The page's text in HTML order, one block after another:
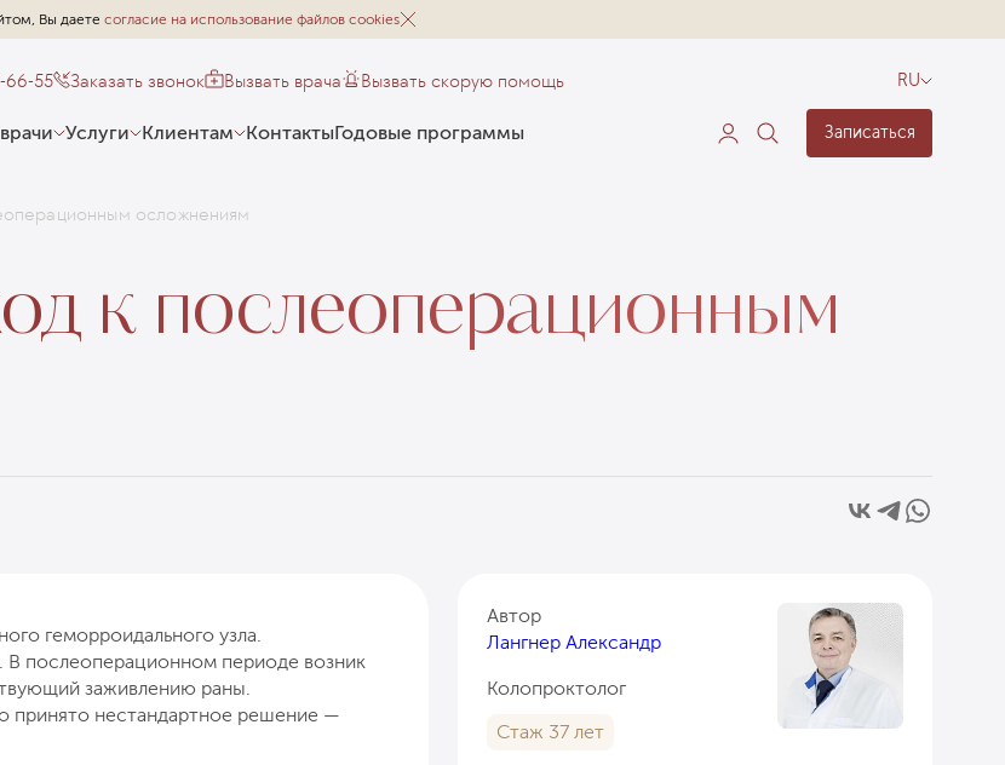
Вы даете согласие на использование файлов cookies
66-55 Заказать звонок Вызвать врача Вызвать скорую помощь RU
Услуги Клиентам КонтактыГодовые программы Записаться
осложнениям
к послеоперационным
геморроидального узла.
послеоперационном периоде возник
заживлению раны.
принято нестандартное решение —
Автор
Лангнер Александр
Колопроктолог
Стаж 37 лет